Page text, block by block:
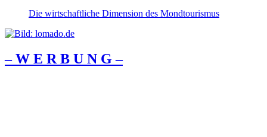
Die wirtschaftliche Dimension des Mondtourismus
– W Ε R Β U Ν G –